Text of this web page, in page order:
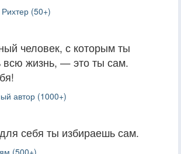
(50+)
человек, с которым ты
всю жизнь, — это ты сам.
автор (1000+)
себя ты избираешь сам.
(500+)